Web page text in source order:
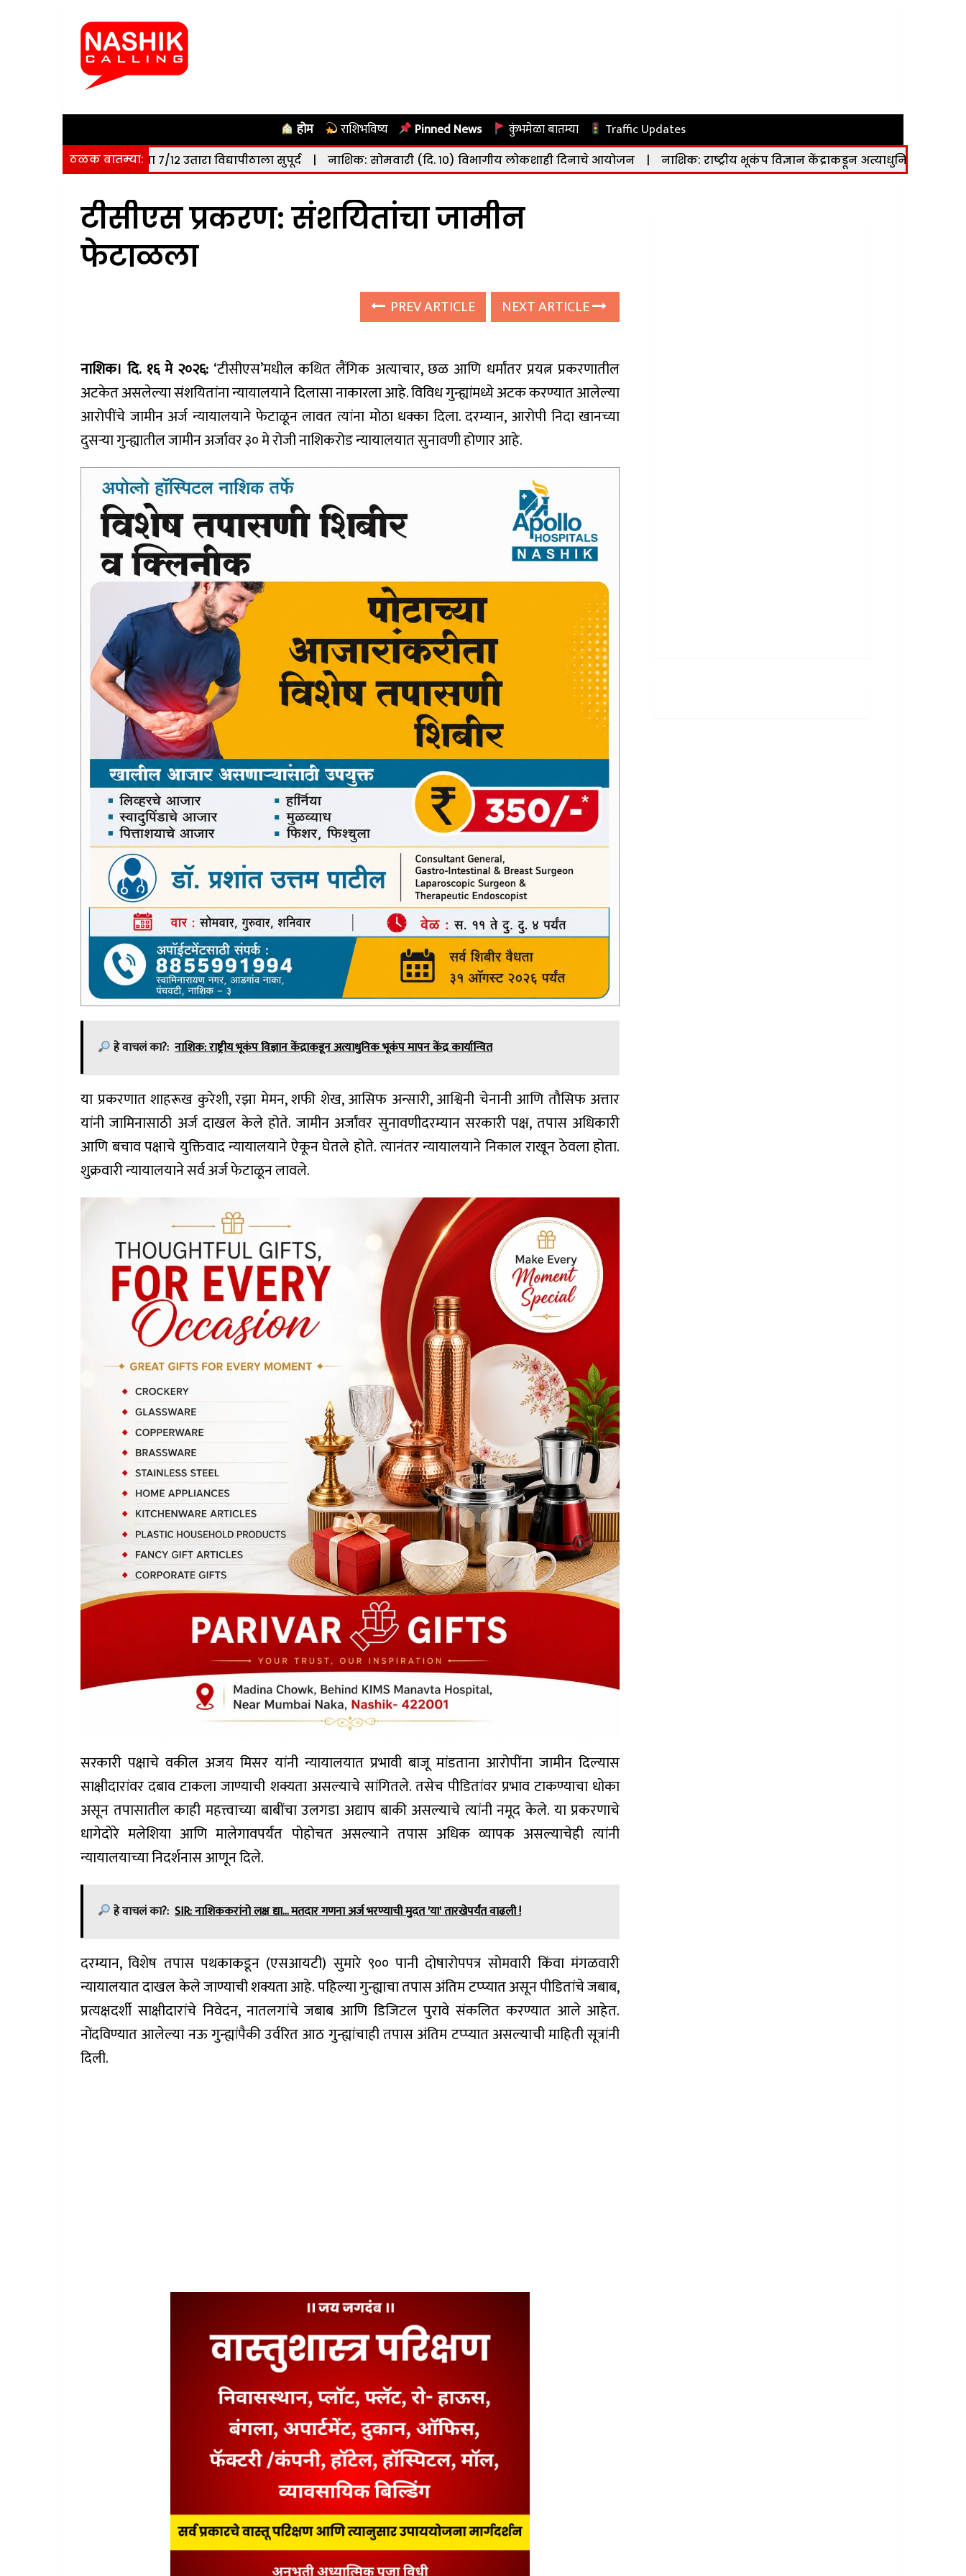
होम राशिभविष्य Pinned News कुंभमेळा बातम्या Traffic Updates
ठळक बातम्या:
जमिनीचा ७/१२ उतारा विद्यापीठाला सुपूर्द | नाशिक: सोमवारी (दि. १०) विभागीय लोकशाही दिनाचे आयोजन | नाशिक: राष्ट्रीय भूकंप विज्ञान केंद्राकडून अत्याधुनिक भूकंप मापन केंद्र
टीसीएस प्रकरण: संशयितांचा जामीन
फेटाळला
PREV ARTICLE NEXT ARTICLE
नाशिक। दि. १६ मे २०२६: ‘टीसीएस’मधील कथित लैंगिक अत्याचार, छळ आणि धर्मांतर प्रयत्न प्रकरणातील
अटकेत असलेल्या संशयितांना न्यायालयाने दिलासा नाकारला आहे. विविध गुन्ह्यांमध्ये अटक करण्यात आलेल्या
आरोपींचे जामीन अर्ज न्यायालयाने फेटाळून लावत त्यांना मोठा धक्का दिला. दरम्यान, आरोपी निदा खानच्या
दुसऱ्या गुन्ह्यातील जामीन अर्जावर ३० मे रोजी नाशिकरोड न्यायालयात सुनावणी होणार आहे.
हे वाचलं का?: नाशिक: राष्ट्रीय भूकंप विज्ञान केंद्राकडून अत्याधुनिक भूकंप मापन केंद्र कार्यान्वित
या प्रकरणात शाहरूख कुरेशी, रझा मेमन, शफी शेख, आसिफ अन्सारी, आश्विनी चेनानी आणि तौसिफ अत्तार
यांनी जामिनासाठी अर्ज दाखल केले होते. जामीन अर्जांवर सुनावणीदरम्यान सरकारी पक्ष, तपास अधिकारी
आणि बचाव पक्षाचे युक्तिवाद न्यायालयाने ऐकून घेतले होते. त्यानंतर न्यायालयाने निकाल राखून ठेवला होता.
शुक्रवारी न्यायालयाने सर्व अर्ज फेटाळून लावले.
सरकारी पक्षाचे वकील अजय मिसर यांनी न्यायालयात प्रभावी बाजू मांडताना आरोपींना जामीन दिल्यास
साक्षीदारांवर दबाव टाकला जाण्याची शक्यता असल्याचे सांगितले. तसेच पीडितांवर प्रभाव टाकण्याचा धोका
असून तपासातील काही महत्त्वाच्या बाबींचा उलगडा अद्याप बाकी असल्याचे त्यांनी नमूद केले. या प्रकरणाचे
धागेदोरे मलेशिया आणि मालेगावपर्यंत पोहोचत असल्याने तपास अधिक व्यापक असल्याचेही त्यांनी
न्यायालयाच्या निदर्शनास आणून दिले.
हे वाचलं का?: SIR: नाशिककरांनो लक्ष द्या... मतदार गणना अर्ज भरण्याची मुदत 'या' तारखेपर्यंत वाढली !
दरम्यान, विशेष तपास पथकाकडून (एसआयटी) सुमारे ९०० पानी दोषारोपपत्र सोमवारी किंवा मंगळवारी
न्यायालयात दाखल केले जाण्याची शक्यता आहे. पहिल्या गुन्ह्याचा तपास अंतिम टप्प्यात असून पीडितांचे जबाब,
प्रत्यक्षदर्शी साक्षीदारांचे निवेदन, नातलगांचे जबाब आणि डिजिटल पुरावे संकलित करण्यात आले आहेत.
नोंदविण्यात आलेल्या नऊ गुन्ह्यांपैकी उर्वरित आठ गुन्ह्यांचाही तपास अंतिम टप्प्यात असल्याची माहिती सूत्रांनी
दिली.